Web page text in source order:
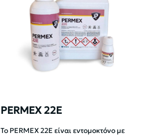
PERMEX 22E
To PERMEX 22E είναι εντομοκτόνο με